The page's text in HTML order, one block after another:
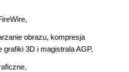
obrazu, kompresja
grafiki 3D i magistrala AGP,